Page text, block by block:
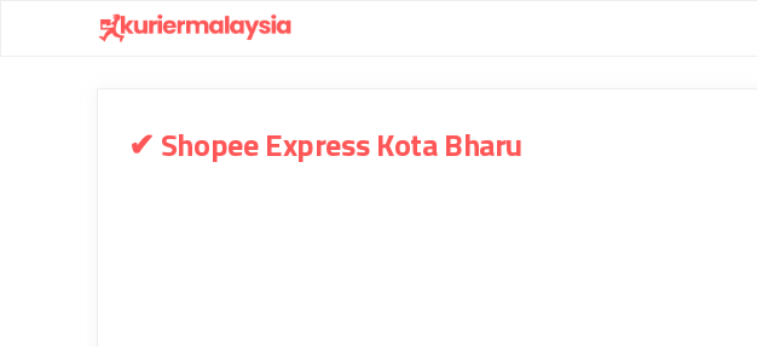
✔ Shopee Express Kota Bharu